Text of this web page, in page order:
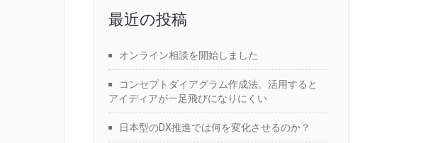
最近の投稿
オンライン相談を開始しました
コンセプトダイアグラム作成法。活用すると
アイディアが一足飛びになりにくい
日本型のDX推進では何を変化させるのか？